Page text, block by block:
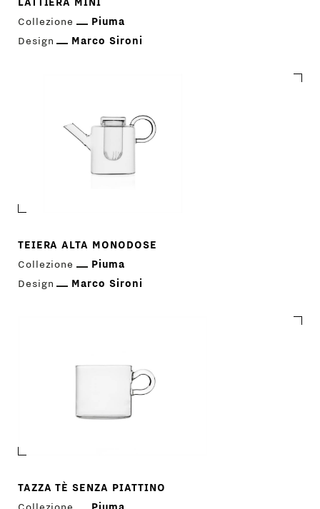
LATTIERA MINI
Collezione
Piuma
Design
Marco Sironi
TEIERA ALTA MONODOSE
Collezione
Piuma
Design
Marco Sironi
TAZZA TÈ SENZA PIATTINO